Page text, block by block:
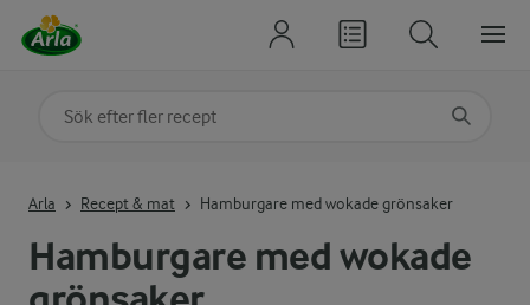
Hamburgare med wokade
Arla Recept & mat Hamburgare med wokade grönsaker
Sök på kategori eller ingrediens